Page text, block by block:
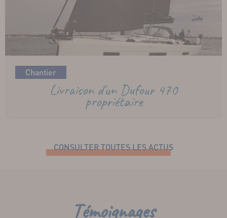
Chantier
Livraison d'un Dufour 470
propriétaire
CONSULTER TOUTES LES ACTUS
Témoignages